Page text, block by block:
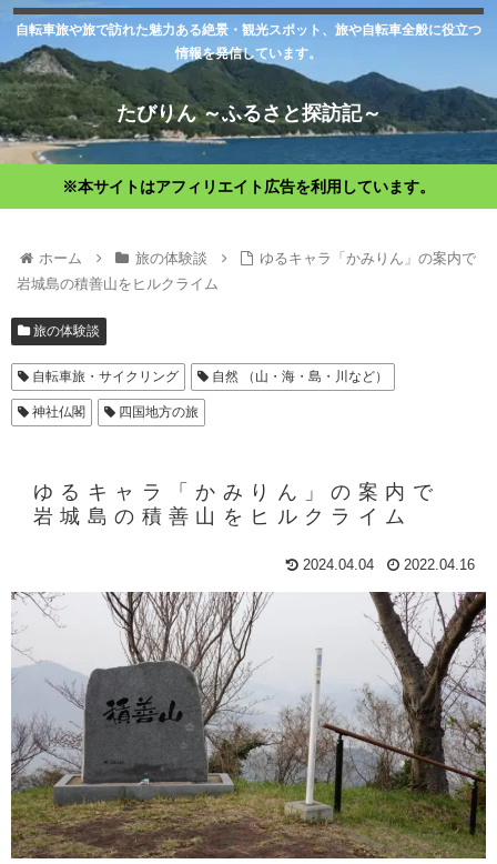
自転車旅や旅で訪れた魅力ある絶景・観光スポット、旅や自転車全般に役立つ
情報を発信しています。
たびりん ～ふるさと探訪記～
※本サイトはアフィリエイト広告を利用しています。
ホーム 旅の体験談
ゆるキャラ「かみりん」の案内で
岩城島の積善山をヒルクライム
旅の体験談
自転車旅・サイクリング 自然 （山・海・島・川など）
神社仏閣 四国地方の旅
ゆるキャラ「かみりん」の案内で
岩城島の積善山をヒルクライム
2024.04.04 2022.04.16